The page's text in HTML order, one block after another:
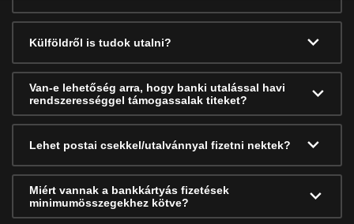
Külföldről is tudok utalni?
Van-e lehetőség arra, hogy banki utalással havi
rendszerességgel támogassalak titeket?
Lehet postai csekkel/utalvánnyal fizetni nektek?
Miért vannak a bankkártyás fizetések
minimumösszegekhez kötve?